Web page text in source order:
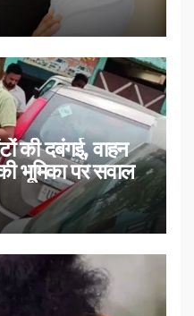
वाहन
भूमिका पर सवाल